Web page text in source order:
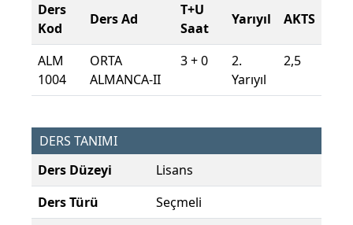
Ders
Kod
Ders Ad
T+U
Saat
Yarıyıl AKTS
ALM
1004
ORTA
ALMANCA-II
3 + 0
2.
Yarıyıl
2,5
DERS TANIMI
Ders Düzeyi
Lisans
Ders Türü
Seçmeli